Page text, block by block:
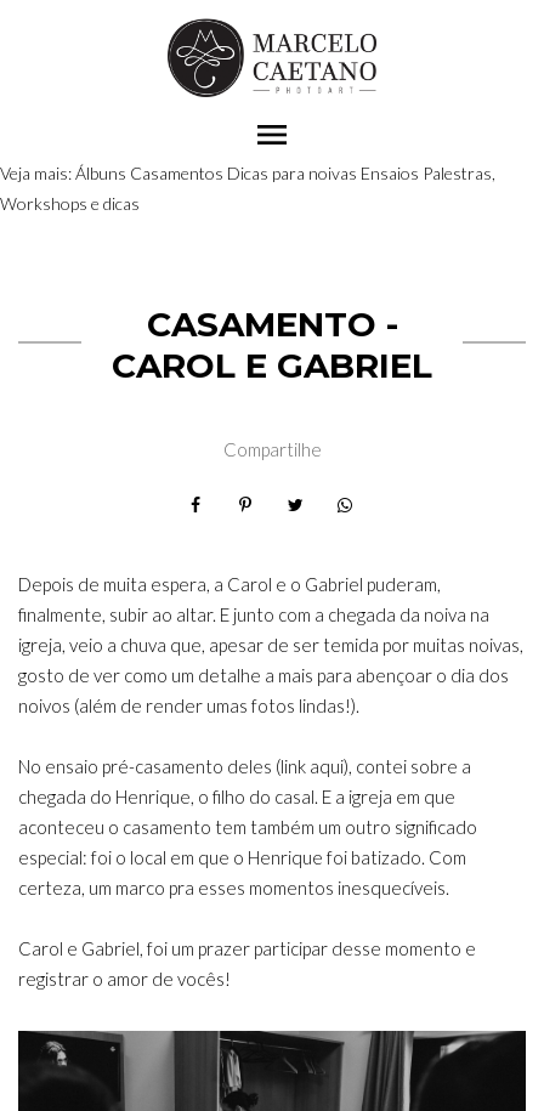
menu
Veja mais:Álbuns Casamentos Dicas para noivas Ensaios Palestras,
Workshops e dicas
CASAMENTO -
CAROL E GABRIEL
Compartilhe
Depois de muita espera, a Carol e o Gabriel puderam,
finalmente, subir ao altar. E junto com a chegada da noiva na
igreja, veio a chuva que, apesar de ser temida por muitas noivas,
gosto de ver como um detalhe a mais para abençoar o dia dos
noivos (além de render umas fotos lindas!).
No ensaio pré-casamento deles (link aqui), contei sobre a
chegada do Henrique, o filho do casal. E a igreja em que
aconteceu o casamento tem também um outro significado
especial: foi o local em que o Henrique foi batizado. Com
certeza, um marco pra esses momentos inesquecíveis.
Carol e Gabriel, foi um prazer participar desse momento e
registrar o amor de vocês!